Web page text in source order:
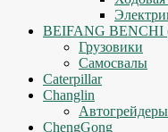
BEIFANG BENCHI
Грузовики
Самосвалы
Caterpillar
Changlin
ChengGong